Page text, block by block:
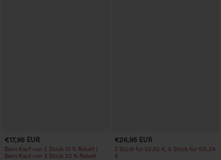
€17,95 EUR
Beim Kauf von 2 Stück 10 % Rabatt |
Beim Kauf von 3 Stück 20 % Rabatt
€26,95 EUR
3 Stück für 52,62 €, 6 Stück für 105,24
€